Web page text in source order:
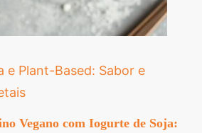
e Plant-Based: Sabor e
Vegano com Iogurte de Soja: